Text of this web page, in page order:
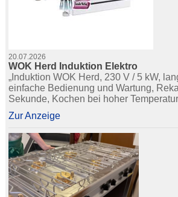
20.07.2026
WOK Herd Induktion Elektro
„Induktion WOK Herd, 230 V / 5 kW,
einfache Bedienung und Wartung,
Sekunde, Kochen bei hoher
Zur Anzeige